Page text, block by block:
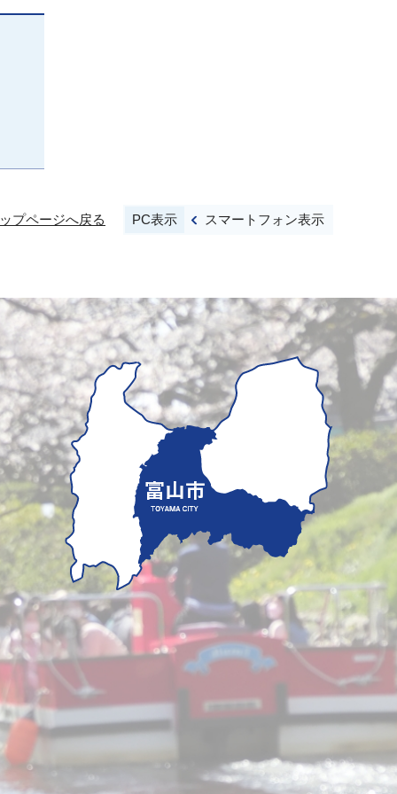
プページへ戻る PC表示 スマートフォン表示